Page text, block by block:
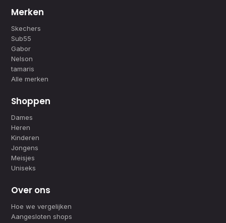
Merken
Skechers
Sub55
Gabor
Nelson
tamaris
Alle merken
Shoppen
Dames
Heren
Kinderen
Jongens
Meisjes
Uniseks
Over ons
Hoe we vergelijken
Aangesloten shops